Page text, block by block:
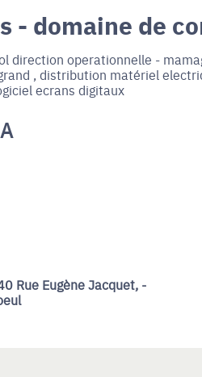
- domaine de
direction operationnelle -
, distribution matériel
ecrans digitaux
Rue Eugène Jacquet, -